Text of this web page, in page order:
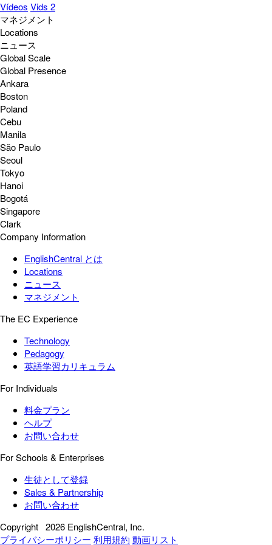
Vídeos Vids 2
マネジメント
Locations
ニュース
Global Scale
Global Presence
Ankara
Boston
Poland
Cebu
Manila
São Paulo
Seoul
Tokyo
Hanoi
Bogotá
Singapore
Clark
Company Information
EnglishCentral とは
Locations
ニュース
マネジメント
The EC Experience
Technology
Pedagogy
英語学習カリキュラム
For Individuals
料金プラン
ヘルプ
お問い合わせ
For Schools & Enterprises
生徒として登録
Sales & Partnership
お問い合わせ
Copyright 2026 EnglishCentral, Inc.
プライバシーポリシー 利用規約 動画リスト